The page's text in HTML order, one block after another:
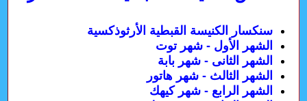
سنكسار الكنيسة القبطية الأرثوذكسية
الشهر الأول - شهر توت
الشهر الثانى - شهر بابة
الشهر الثالث - شهر هاتور
الشهر الرابع - شهر كيهك